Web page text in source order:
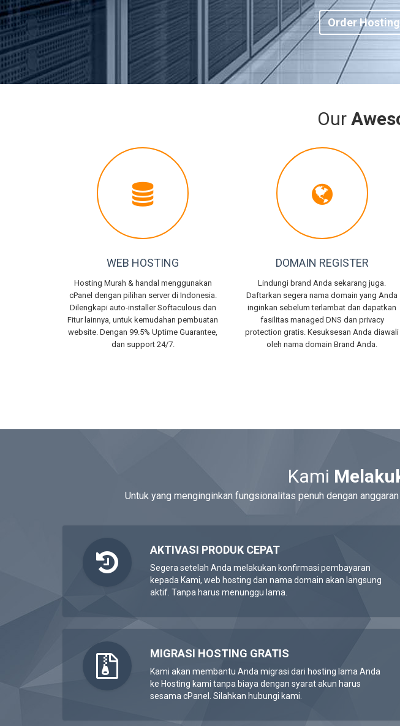
Order Hosting
Our
WEB HOSTING
Hosting Murah & handal menggunakan
cPanel dengan pilihan server di Indonesia.
Dilengkapi auto-installer Softaculous dan
Fitur lainnya, untuk kemudahan pembuatan
website. Dengan 99.5% Uptime Guarantee,
dan support 24/7.
DOMAIN REGISTER
Lindungi brand Anda sekarang juga.
Daftarkan segera nama domain yang Anda
inginkan sebelum terlambat dan dapatkan
fasilitas managed DNS dan privacy
protection gratis. Kesuksesan Anda diawali
oleh nama domain Brand Anda.
Kami
Untuk yang menginginkan fungsionalitas penuh dengan
AKTIVASI PRODUK CEPAT
Segera setelah Anda melakukan konfirmasi pembayaran
kepada Kami, web hosting dan nama domain akan langsung
aktif. Tanpa harus menunggu lama.
MIGRASI HOSTING GRATIS
Kami akan membantu Anda migrasi dari hosting lama Anda
ke Hosting kami tanpa biaya dengan syarat akun harus
sesama cPanel. Silahkan hubungi kami.